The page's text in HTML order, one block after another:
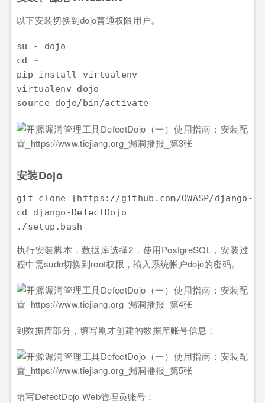
以下安装切换到dojo普通权限用户。
su - dojo
cd ~
pip install virtualenv
virtualenv dojo
安装Dojo
git clone [https://github.com/OWASP/django-
cd django-DefectDojo
执行安装脚本，数据库选择2，使用PostgreSQL，安装过
程中需sudo切换到root权限，输入系统帐户dojo的密码。
到数据库部分，填写刚才创建的数据库账号信息：
填写DefectDojo Web管理员账号：